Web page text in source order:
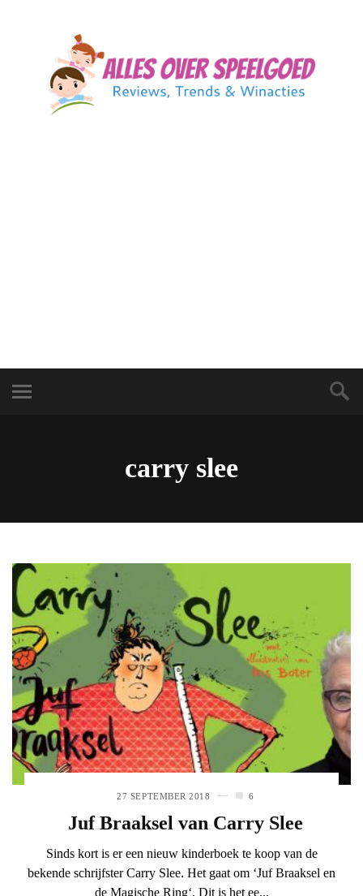
carry slee
27 SEPTEMBER 2018 6
Juf Braaksel van Carry Slee
Sinds kort is er een nieuw kinderboek te koop van de
bekende schrijfster Carry Slee. Het gaat om ‘Juf Braaksel en
de Magische Ring‘. Dit is het ee...